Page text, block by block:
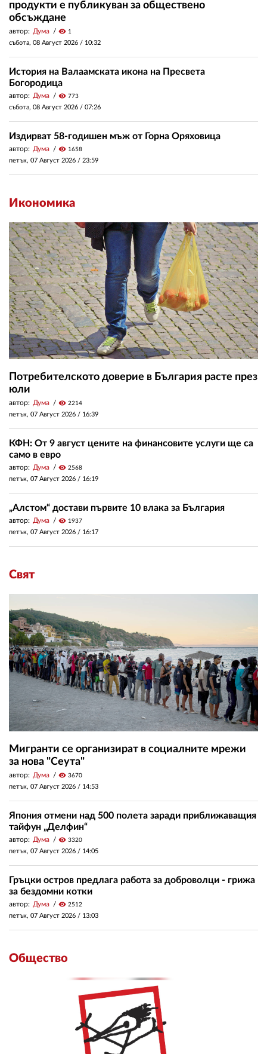
продукти е публикуван за обществено
обсъждане
автор: Дума visibility 1
събота, 08 Август 2026 / 10:32
История на Валаамската икона на Пресвета
Богородица
автор: Дума visibility 773
събота, 08 Август 2026 / 07:26
Издирват 58-годишен мъж от Горна Оряховица
автор: Дума visibility 1658
петък, 07 Август 2026 / 23:59
Икономика
Потребителското доверие в България расте през
юли
автор: Дума visibility 2214
петък, 07 Август 2026 / 16:39
КФН: От 9 август цените на финансовите услуги ще са
само в евро
автор: Дума visibility 2568
петък, 07 Август 2026 / 16:19
„Алстом“ достави първите 10 влака за България
автор: Дума visibility 1937
петък, 07 Август 2026 / 16:17
Свят
Мигранти се организират в социалните мрежи
за нова "Сеута"
автор: Дума visibility 3670
петък, 07 Август 2026 / 14:53
Япония отмени над 500 полета заради приближаващия
тайфун „Делфин“
автор: Дума visibility 3320
петък, 07 Август 2026 / 14:05
Гръцки остров предлага работа за доброволци - грижа
за бездомни котки
автор: Дума visibility 2512
петък, 07 Август 2026 / 13:03
Общество